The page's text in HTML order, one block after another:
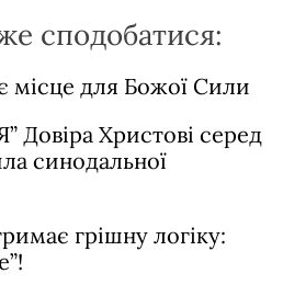
сподобатися:
місце для Божої Сили
Довіра Христові серед
синодальної
грішну логіку: